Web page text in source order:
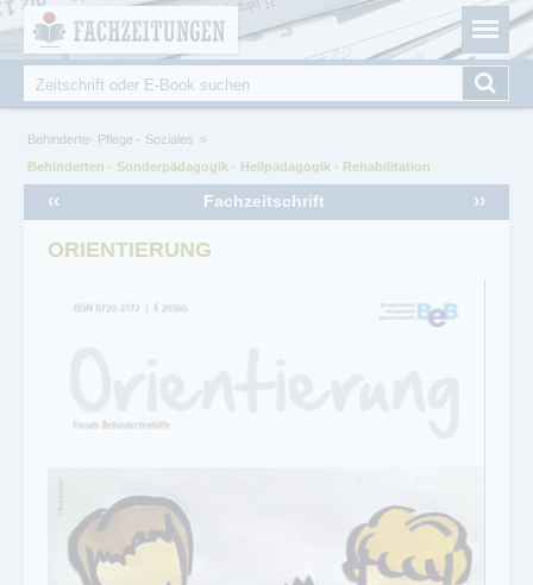
Fachzeitungen.de - Das unabhängige Portal für
Fachmagazine Fachpublikationen & eBooks
Suche
Sie sind hier
Behinderte- Pflege - Soziales
Behinderten - Sonderpädagogik - Heilpädagogik - Rehabilitation
Fachzeitschrift
‹‹ ››
ORIENTIERUNG
Cookie-Einstellungen